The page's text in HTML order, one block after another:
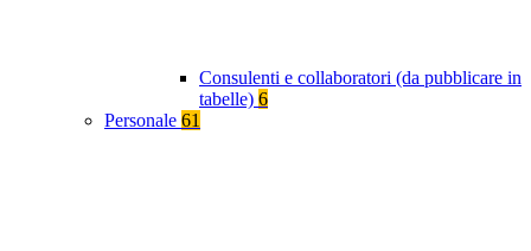
Consulenti e collaboratori (da pubblicare in
tabelle) 6
Personale 61